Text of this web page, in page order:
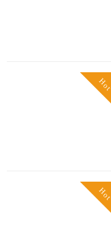
Hot
Hot